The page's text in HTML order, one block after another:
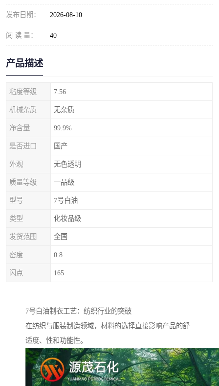
发布日期： 2026-08-10
阅 读 量： 40
产品描述
粘度等级 7.56
机械杂质 无杂质
净含量 99.9%
是否进口 国产
外观 无色透明
质量等级 一品级
型号 7号白油
类型 化妆品级
发货范围 全国
密度 0.8
闪点 165
7号白油制衣工艺：纺织行业的突破
在纺织与服装制造领域，材料的选择直接影响产品的舒
适度、性和功能性。